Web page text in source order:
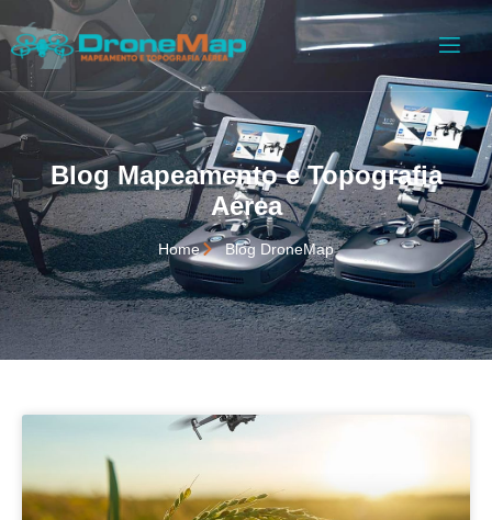
Blog Mapeamento e Topografia
Aérea
Home Blog DroneMap